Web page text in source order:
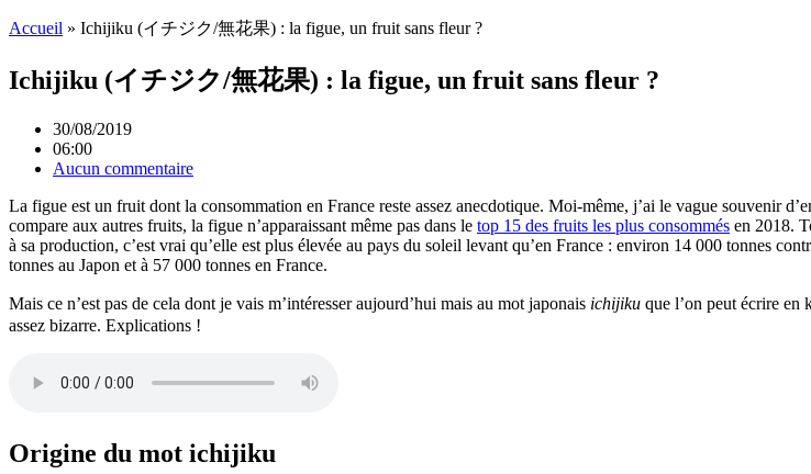
Accueil » Ichijiku (イチジク/無花果) : la figue, un fruit sans fleur ?
Ichijiku (イチジク/無花果) : la figue, un fruit sans fleur ?
30/08/2019
06:00
Aucun commentaire
La figue est un fruit dont la consommation en France reste assez anecdotique. Moi-même, j’ai le vague souvenir
compare aux autres fruits, la figue n’apparaissant même pas dans le top 15 des fruits les plus consommés en 2018.
à sa production, c’est vrai qu’elle est plus élevée au pays du soleil levant qu’en France : environ 14 000 tonnes
tonnes au Japon et à 57 000 tonnes en France.
Mais ce n’est pas de cela dont je vais m’intéresser aujourd’hui mais au mot japonais ichijiku que l’on peut écrire en
assez bizarre. Explications !
Origine du mot ichijiku